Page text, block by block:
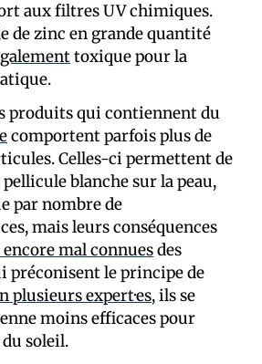
aux filtres UV chimiques.
de zinc en grande quantité
toxique pour la
produits qui contiennent du
comportent parfois plus de
Celles-ci permettent de
blanche sur la peau,
par nombre de
mais leurs conséquences
mal connuesdes
préconisent le principe de
plusieurs expert·es, ils se
moins efficaces pour
soleil.